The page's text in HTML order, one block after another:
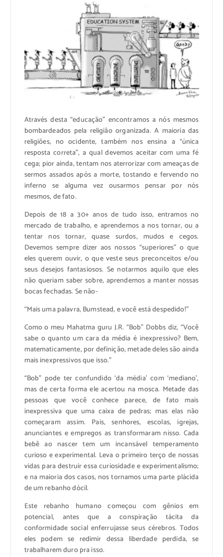
Através desta “educação” encontramos a nós mesmos
bombardeados pela religião organizada. A maioria das
religiões, no ocidente, também nos ensina a “única
resposta correta”, a qual devemos aceitar com uma fé
cega; pior ainda, tentam nos aterrorizar com ameaças de
sermos assados após a morte, tostando e fervendo no
inferno se alguma vez ousarmos pensar por nós
mesmos, de fato.
Depois de 18 a 30+ anos de tudo isso, entramos no
mercado de trabalho, e aprendemos a nos tornar, ou a
tentar nos tornar, quase surdos, mudos e cegos.
Devemos sempre dizer aos nossos “superiores” o que
eles querem ouvir, o que veste seus preconceitos e/ou
seus desejos fantasiosos. Se notarmos aquilo que eles
não queriam saber sobre, aprendemos a manter nossas
bocas fechadas. Se não-
“Mais uma palavra, Bumstead, e você está despedido!”
Como o meu Mahatma guru J.R. “Bob” Dobbs diz, “Você
sabe o quanto um cara da média é inexpressivo? Bem,
matematicamente, por definição, metade deles são ainda
mais inexpressivos que isso.”
“Bob” pode ter confundido ‘da média’ com ‘mediano’,
mas de certa forma ele acertou na mosca. Metade das
pessoas que você conhece parece, de fato mais
inexpressiva que uma caixa de pedras; mas elas não
começaram assim. Pais, senhores, escolas, igrejas,
anunciantes e empregos as transformaram nisso. Cada
bebê ao nascer tem um incansável temperamento
curioso e experimental. Leva o primeiro terço de nossas
vidas para destruir essa curiosidade e experimentalismo;
e na maioria dos casos, nos tornamos uma parte plácida
de um rebanho dócil.
Este rebanho humano começou com gênios em
potencial, antes que a conspiração tácita da
conformidade social enferrujasse seus cérebros. Todos
eles podem se redimir dessa liberdade perdida, se
trabalharem duro pra isso.